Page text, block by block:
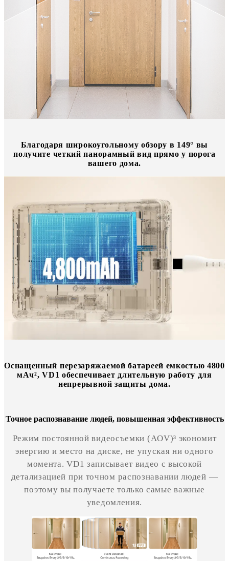
Благодаря широкоугольному обзору в 149° вы
получите четкий панорамный вид прямо у порога
вашего дома.
Оснащенный перезаряжаемой батареей емкостью 4800
мАч², VD1 обеспечивает длительную работу для
непрерывной защиты дома.
Точное распознавание людей, повышенная эффективность
Режим постоянной видеосъемки (AOV)³ экономит
энергию и место на диске, не упуская ни одного
момента. VD1 записывает видео с высокой
детализацией при точном распознавании людей —
поэтому вы получаете только самые важные
уведомления.